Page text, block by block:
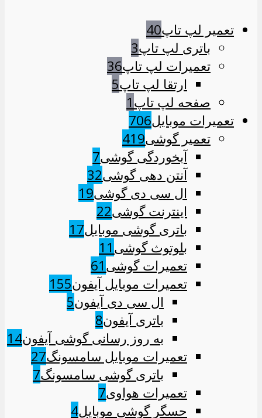
تعمیر لپ تاپ40
باتری لپ تاپ3
تعمیرات لپ تاپ36
ارتقا لپ تاپ5
صفحه لپ تاپ1
تعمیرات موبایل706
تعمیر گوشی419
آبخوردگی گوشی7
آنتن دهی گوشی32
ال سی دی گوشی19
اینترنت گوشی22
باتری گوشی موبایل17
بلوتوث گوشی11
تعمیرات گوشی61
تعمیرات موبایل آیفون155
ال سی دی آیفون5
باتری آیفون8
به روز رسانی گوشی آیفون14
تعمیرات موبایل سامسونگ27
باتری گوشی سامسونگ7
تعمیرات هواوی7
حسگر گوشی موبایل4